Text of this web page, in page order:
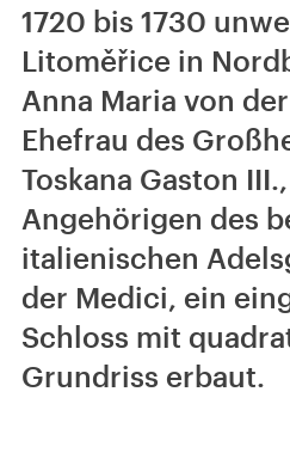
1720 bis 1730
Litoměřice in
Anna Maria von
Ehefrau des
Toskana Gaston
Angehörigen des
italienischen
der Medici, ein
Schloss mit
Grundriss erbaut.